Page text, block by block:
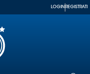
LOGIN REGISTRATI